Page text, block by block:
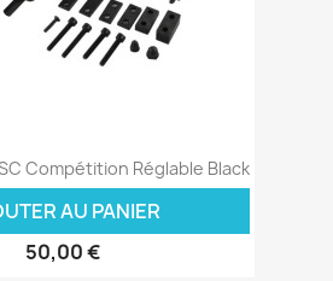
Compétition Réglable Black
AU PANIER
50,00 €